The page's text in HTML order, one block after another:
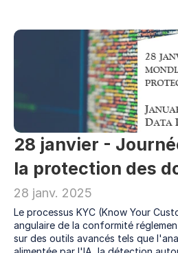
28 janvier -
la protection des
28 janv. 2025
Le processus KYC (Know Your
angulaire de la conformité
sur des outils avancés tels que